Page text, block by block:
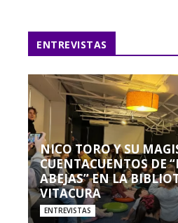
ENTREVISTAS
NICO TORO Y SU
CUENTACUENTOS DE
ABEJAS” EN LA
VITACURA
ENTREVISTAS